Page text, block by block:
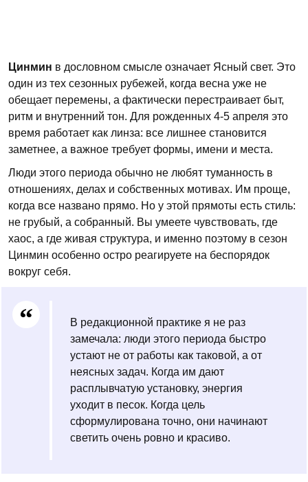
Цинмин в дословном смысле означает Ясный свет. Это
один из тех сезонных рубежей, когда весна уже не
обещает перемены, а фактически перестраивает быт,
ритм и внутренний тон. Для рожденных 4-5 апреля это
время работает как линза: все лишнее становится
заметнее, а важное требует формы, имени и места.
Люди этого периода обычно не любят туманность в
отношениях, делах и собственных мотивах. Им проще,
когда все названо прямо. Но у этой прямоты есть стиль:
не грубый, а собранный. Вы умеете чувствовать, где
хаос, а где живая структура, и именно поэтому в сезон
Цинмин особенно остро реагируете на беспорядок
вокруг себя.
В редакционной практике я не раз
замечала: люди этого периода быстро
устают не от работы как таковой, а от
неясных задач. Когда им дают
расплывчатую установку, энергия
уходит в песок. Когда цель
сформулирована точно, они начинают
светить очень ровно и красиво.